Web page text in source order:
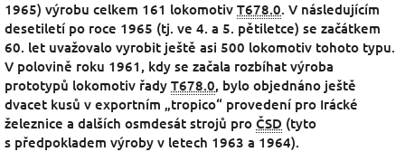
1965) výrobu celkem 161 lokomotiv T678.0. V následujícím
desetiletí po roce 1965 (tj. ve 4. a 5. pětiletce) se začátkem
60. let uvažovalo vyrobit ještě asi 500 lokomotiv tohoto typu.
V polovině roku 1961, kdy se začala rozbíhat výroba
prototypů lokomotiv řady T678.0, bylo objednáno ještě
dvacet kusů v exportním „tropico“ provedení pro Irácké
železnice a dalších osmdesát strojů pro ČSD (tyto
s předpokladem výroby v letech 1963 a 1964).